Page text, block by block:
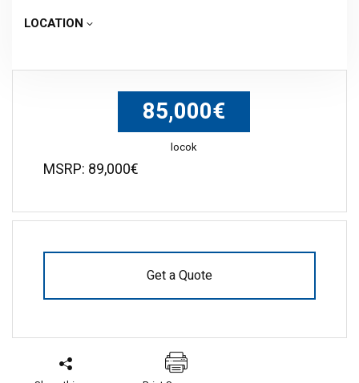
LOCATION
85,000€
locok
MSRP: 89,000€
Get a Quote